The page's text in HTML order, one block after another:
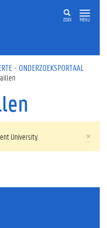
ZOEK MENU
- ONDERZOEKSPORTAAL
×
University.